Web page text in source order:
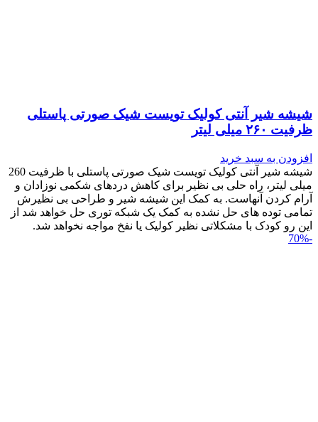
شیشه شیر آنتی کولیک تویست شیک صورتی پاستلی
ظرفیت ۲۶۰ میلی لیتر
افزودن به سبد خرید
شیشه شیر آنتی کولیک تویست شیک صورتی پاستلی با ظرفیت 260
میلی لیتر، راه حلی بی نظیر برای کاهش دردهای شکمی نوزادان و
آرام کردن آنهاست. به کمک این شیشه شیر و طراحی بی نظیرش
تمامی توده های حل نشده به کمک یک شبکه توری حل خواهد شد از
این رو کودک با مشکلاتی نظیر کولیک یا نفخ مواجه نخواهد شد.
-70%